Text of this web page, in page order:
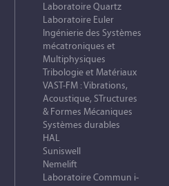
Laboratoire Quartz
Laboratoire Euler
Ingénierie des Systèmes
mécatroniques et
Multiphysiques
Tribologie et Matériaux
VAST-FM : Vibrations,
Acoustique, STructures
& Formes Mécaniques
Systèmes durables
HAL
Suniswell
Nemelift
Laboratoire Commun i-